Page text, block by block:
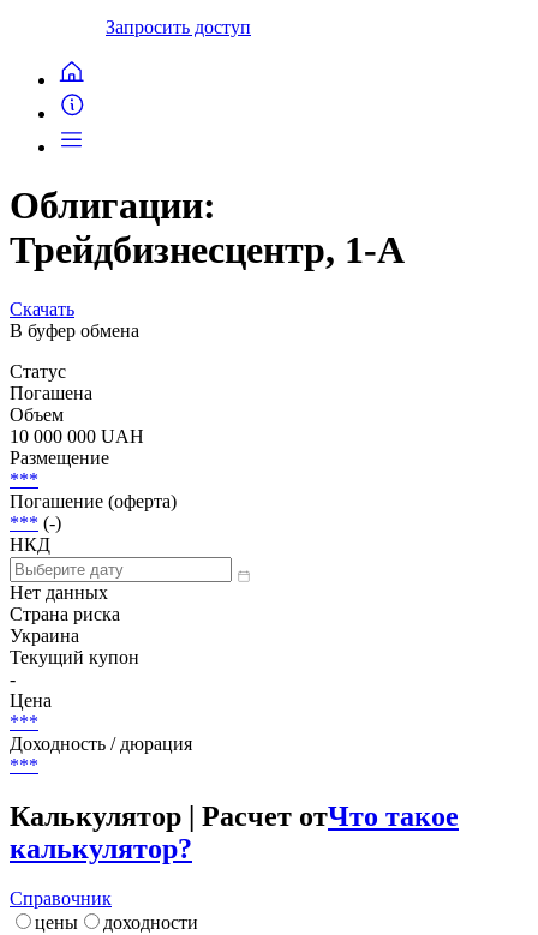
Запросить доступ
Облигации:
Трейдбизнесцентр, 1-А
Скачать
В буфер обмена
Статус
Погашена
Объем
10 000 000 UAH
Размещение
***
Погашение (оферта)
*** (-)
НКД
Нет данных
Страна риска
Украина
Текущий купон
-
Цена
***
Доходность / дюрация
***
Калькулятор | Расчет отЧто такое
калькулятор?
Справочник
цены
доходности